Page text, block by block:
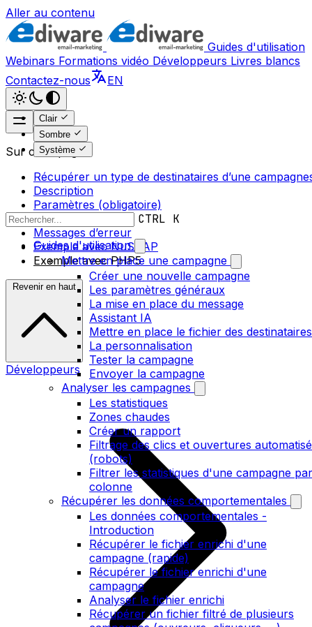
Aller au contenu
Guides d'utilisation
Webinars Formations vidéo Développeurs Livres blancs
Contactez-nous
EN
Clair
Sombre
Système
CTRL K
Guides d'utilisation
Mettre en place une campagne
Créer une nouvelle campagne
Les paramètres généraux
La mise en place du message
Assistant IA
Mettre en place le fichier des destinataires
La personnalisation
Tester la campagne
Envoyer la campagne
Analyser les campagnes
Les statistiques
Zones chaudes
Créer un rapport
Filtrage des clics et ouvertures
(robots)
Filtrer les statistiques d'une campagne par
colonne
Récupérer les données comportementales
Les données comportementales -
Introduction
Récupérer le fichier enrichi d'une
campagne (rapide)
Récupérer le fichier enrichi d'une
campagne
Analyser le fichier enrichi
Récupérer un fichier filtré de plusieurs
Sur cette page
Récupérer un type de destinataires d’une
Description
Paramètres (obligatoire)
Retour
Messages d’erreur
Exemple avec NuSOAP
Exemple avec PHP5
Revenir en haut
Développeurs